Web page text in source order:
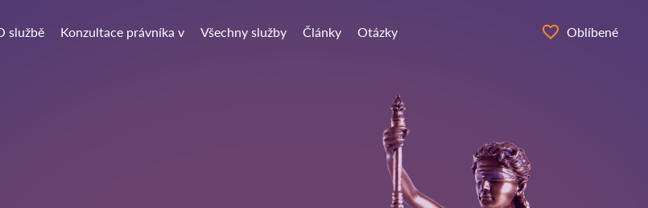
službě Konzultace právníka v Všechny služby Články Otázky Oblíbené